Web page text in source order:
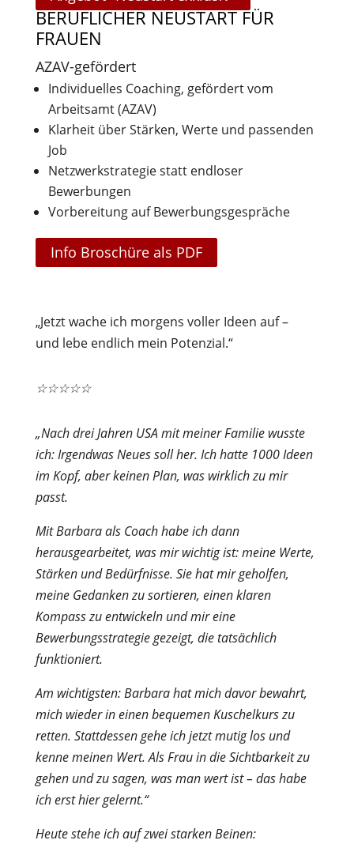
BERUFLICHER NEUSTART FÜR
FRAUEN
AZAV-gefördert
Individuelles Coaching, gefördert vom
Arbeitsamt (AZAV)
Klarheit über Stärken, Werte und passenden
Job
Netzwerkstrategie statt endloser
Bewerbungen
Vorbereitung auf Bewerbungsgespräche
Info Broschüre als PDF
„Jetzt wache ich morgens voller Ideen auf –
und lebe endlich mein Potenzial.“
☆☆☆☆☆
„Nach drei Jahren USA mit meiner Familie wusste
ich: Irgendwas Neues soll her. Ich hatte 1000 Ideen
im Kopf, aber keinen Plan, was wirklich zu mir
passt.
Mit Barbara als Coach habe ich dann
herausgearbeitet, was mir wichtig ist: meine Werte,
Stärken und Bedürfnisse. Sie hat mir geholfen,
meine Gedanken zu sortieren, einen klaren
Kompass zu entwickeln und mir eine
Bewerbungsstrategie gezeigt, die tatsächlich
funktioniert.
Am wichtigsten: Barbara hat mich davor bewahrt,
mich wieder in einen bequemen Kuschelkurs zu
retten. Stattdessen gehe ich jetzt mutig los und
kenne meinen Wert. Als Frau in die Sichtbarkeit zu
gehen und zu sagen, was man wert ist – das habe
ich erst hier gelernt.“
Heute stehe ich auf zwei starken Beinen: